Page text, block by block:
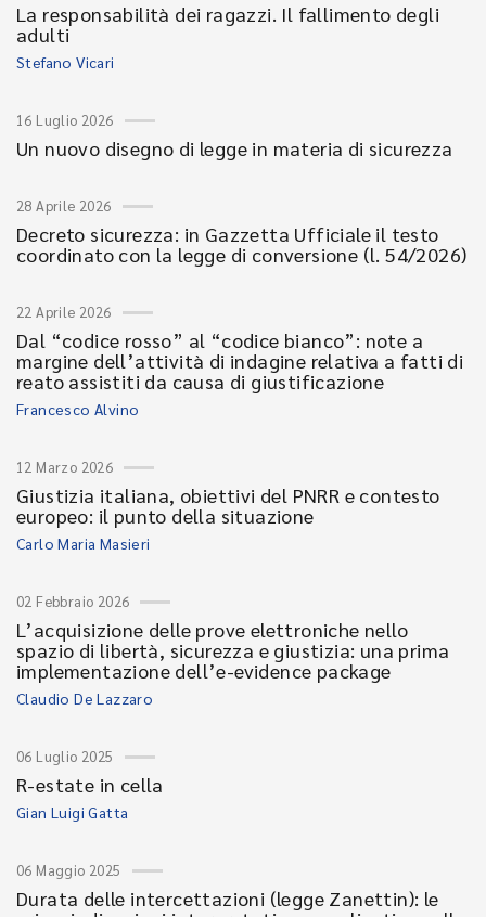
La responsabilità dei ragazzi. Il fallimento degli
adulti
Stefano Vicari
16 Luglio 2026
Un nuovo disegno di legge in materia di sicurezza
28 Aprile 2026
Decreto sicurezza: in Gazzetta Ufficiale il testo
coordinato con la legge di conversione (l. 54/2026)
22 Aprile 2026
Dal “codice rosso” al “codice bianco”: note a
margine dell’attività di indagine relativa a fatti di
reato assistiti da causa di giustificazione
Francesco Alvino
12 Marzo 2026
Giustizia italiana, obiettivi del PNRR e contesto
europeo: il punto della situazione
Carlo Maria Masieri
02 Febbraio 2026
L’acquisizione delle prove elettroniche nello
spazio di libertà, sicurezza e giustizia: una prima
implementazione dell’e-evidence package
Claudio De Lazzaro
06 Luglio 2025
R-estate in cella
Gian Luigi Gatta
06 Maggio 2025
Durata delle intercettazioni (legge Zanettin): le